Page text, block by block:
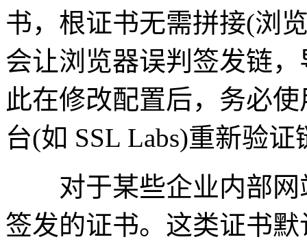
书，根证书无需拼接(浏
会让浏览器误判签发链
此在修改配置后，务必
台(如 SSL Labs)重新验
对于某些企业内部网
签发的证书。这类证书